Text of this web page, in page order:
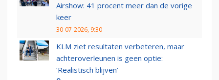
Airshow: 41 procent meer dan de vorige
keer
30-07-2026, 9:30
KLM ziet resultaten verbeteren, maar
achteroverleunen is geen optie:
‘Realistisch blijven’